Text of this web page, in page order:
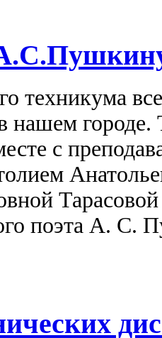
техникума
нашем городе.
с
поэта А. С.